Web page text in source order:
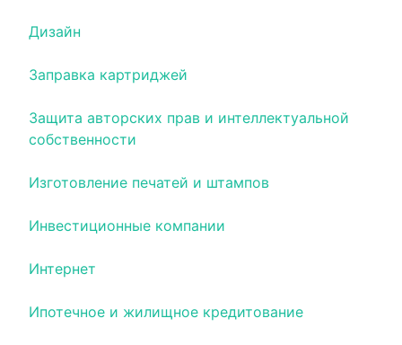
Дизайн
Заправка картриджей
Защита авторских прав и интеллектуальной
собственности
Изготовление печатей и штампов
Инвестиционные компании
Интернет
Ипотечное и жилищное кредитование